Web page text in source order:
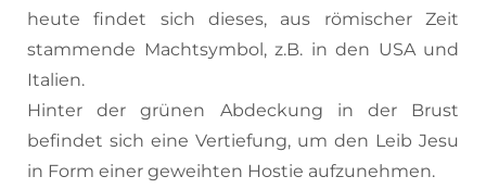
heute findet sich dieses, aus römischer Zeit
stammende Machtsymbol, z.B. in den USA und
Italien.
Hinter der grünen Abdeckung in der Brust
befindet sich eine Vertiefung, um den Leib Jesu
in Form einer geweihten Hostie aufzunehmen.